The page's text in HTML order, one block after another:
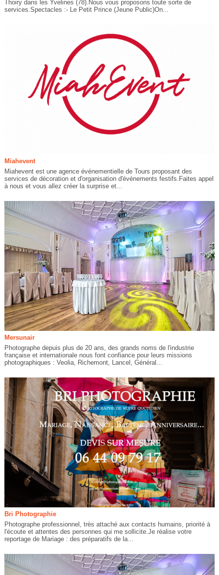
Thoiry dans les Yvelines (78).Nous vous proposons toute sorte de
services.Spectacles :- Le Petit Prince (Jeune Public)On...
Miahevent
Miahevent est une agence événementielle de Tours proposant des
services de décoration et d'organisation d'événements festifs.Faites appel
à nous et vous allez créer la surprise et...
Mersunair
Photographe depuis plus de 20 ans, des grands noms de l'industrie
française et internationale nous font confiance pour leurs missions
photographiques : Veolia, Richemont, Lancel, Général...
Bri Photographie
Photographe professionnel, très attaché aux contacts humains, priorité à
l'écoute et attentes des personnes qui me sollicite.Je réalise votre
reportage de Mariage : des préparatifs de la...